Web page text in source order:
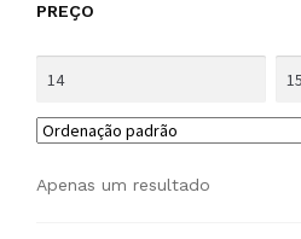
PREÇO
Apenas um resultado